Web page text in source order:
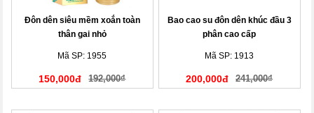
Đôn dên siêu mềm xoắn toàn
thân gai nhỏ
Mã SP: 1955
150,000đ 192,000₫
Bao cao su đôn dên khúc đầu 3
phân cao cấp
Mã SP: 1913
200,000đ 241,000₫